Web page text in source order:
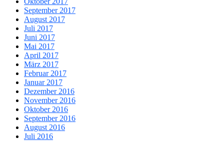
September 2017
August 2017
Juli 2017
Juni 2017
Mai 2017
April 2017
März 2017
Februar 2017
Januar 2017
Dezember 2016
November 2016
Oktober 2016
September 2016
August 2016
Juli 2016